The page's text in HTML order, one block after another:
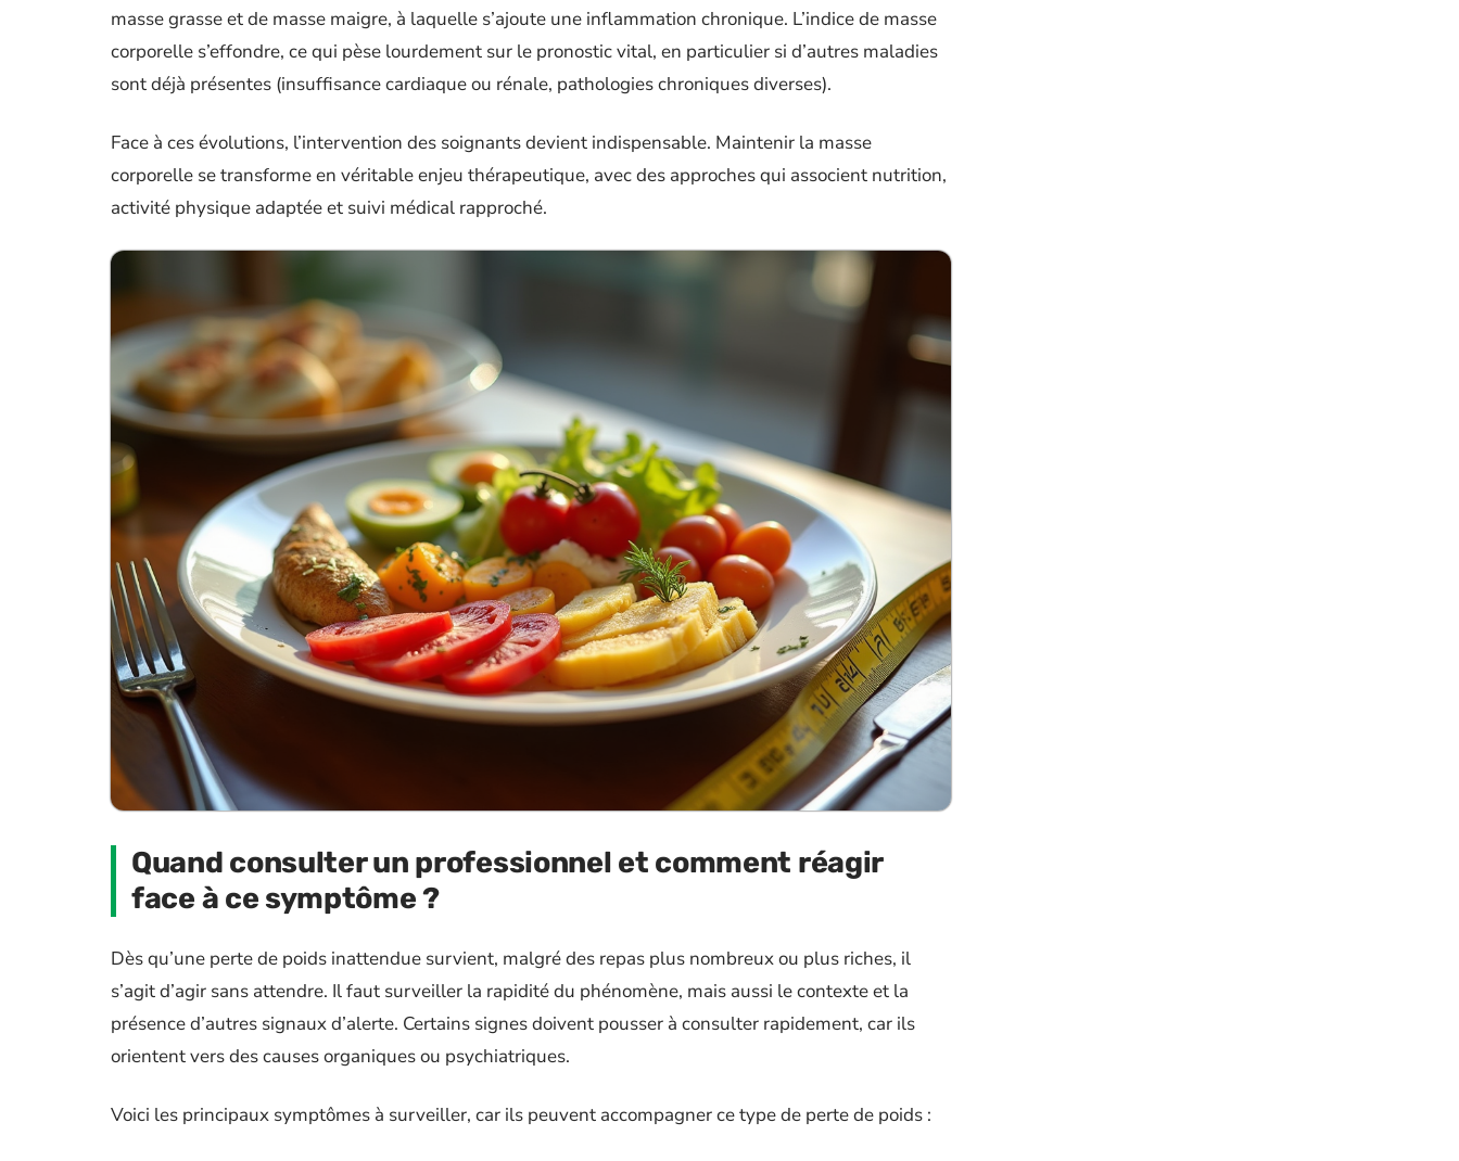
masse grasse et de masse maigre, à laquelle s’ajoute une inflammation chronique. L’indice de masse
corporelle s’effondre, ce qui pèse lourdement sur le pronostic vital, en particulier si d’autres maladies
sont déjà présentes (insuffisance cardiaque ou rénale, pathologies chroniques diverses).
Face à ces évolutions, l’intervention des soignants devient indispensable. Maintenir la masse
corporelle se transforme en véritable enjeu thérapeutique, avec des approches qui associent nutrition,
activité physique adaptée et suivi médical rapproché.
Quand consulter un professionnel et comment réagir
face à ce symptôme ?
Dès qu’une perte de poids inattendue survient, malgré des repas plus nombreux ou plus riches, il
s’agit d’agir sans attendre. Il faut surveiller la rapidité du phénomène, mais aussi le contexte et la
présence d’autres signaux d’alerte. Certains signes doivent pousser à consulter rapidement, car ils
orientent vers des causes organiques ou psychiatriques.
Voici les principaux symptômes à surveiller, car ils peuvent accompagner ce type de perte de poids :